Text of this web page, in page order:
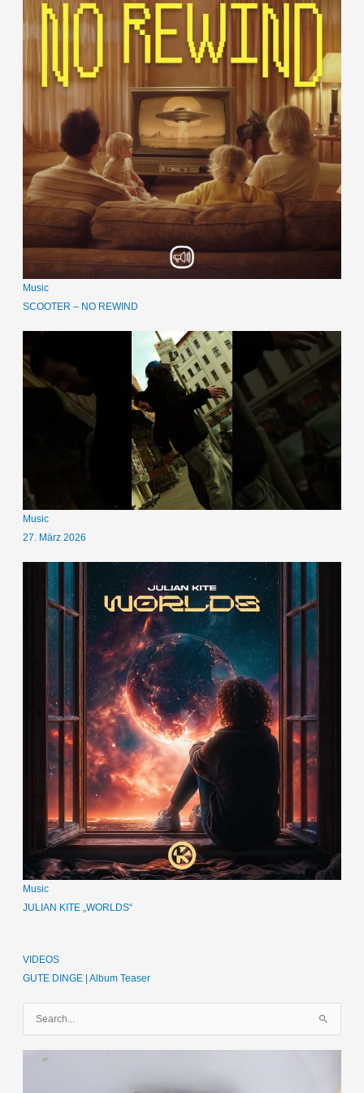
Music
SCOOTER – NO REWIND
Music
27. März 2026
Music
JULIAN KITE „WORLDS“
VIDEOS
GUTE DINGE | Album Teaser
c